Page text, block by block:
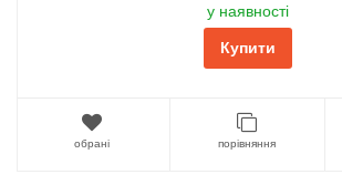
у наявності
Купити
обрані порівняння